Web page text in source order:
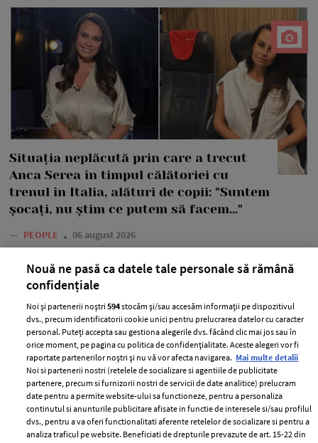
Situația neplăcută prin care a trecut
Anca Serea în timpul călătoriei cu
trenul în Italia, alături de copii: "Suntem
șocați, nu știm ce putem să facem..."
— PEOPLE 06 august 2026
extrem de neplăcută prin care ea și copiii ei au trecut.
MAI MULTE ARTICOLE
Nouă ne pasă ca datele tale personale să rămână
confidențiale
Noi și partenerii noștri594stocăm și/sau accesăm informații pe dispozitivul
dvs., precum identificatorii cookie unici pentru prelucrarea datelor cu caracter
personal. Puteți accepta sau gestiona alegerile dvs. făcând clic mai jos sau în
orice moment, pe pagina cu politica de confidențialitate. Aceste alegeri vor fi
raportate partenerilor noștri și nu vă vor afecta navigarea. Mai multe detalii
Noi si partenerii nostri (retelele de socializare si agentiile de publicitate
partenere, precum si furnizorii nostri de servicii de date analitice) prelucram
date pentru a permite website-ului sa functioneze, pentru a personaliza
continutul si anunturile publicitare afisate in functie de interesele si/sau profilul
dvs., pentru a va oferi functionalitati aferente retelelor de socializare si pentru a
analiza traficul pe website. Beneficiati de drepturile prevazute de art. 15-22 din